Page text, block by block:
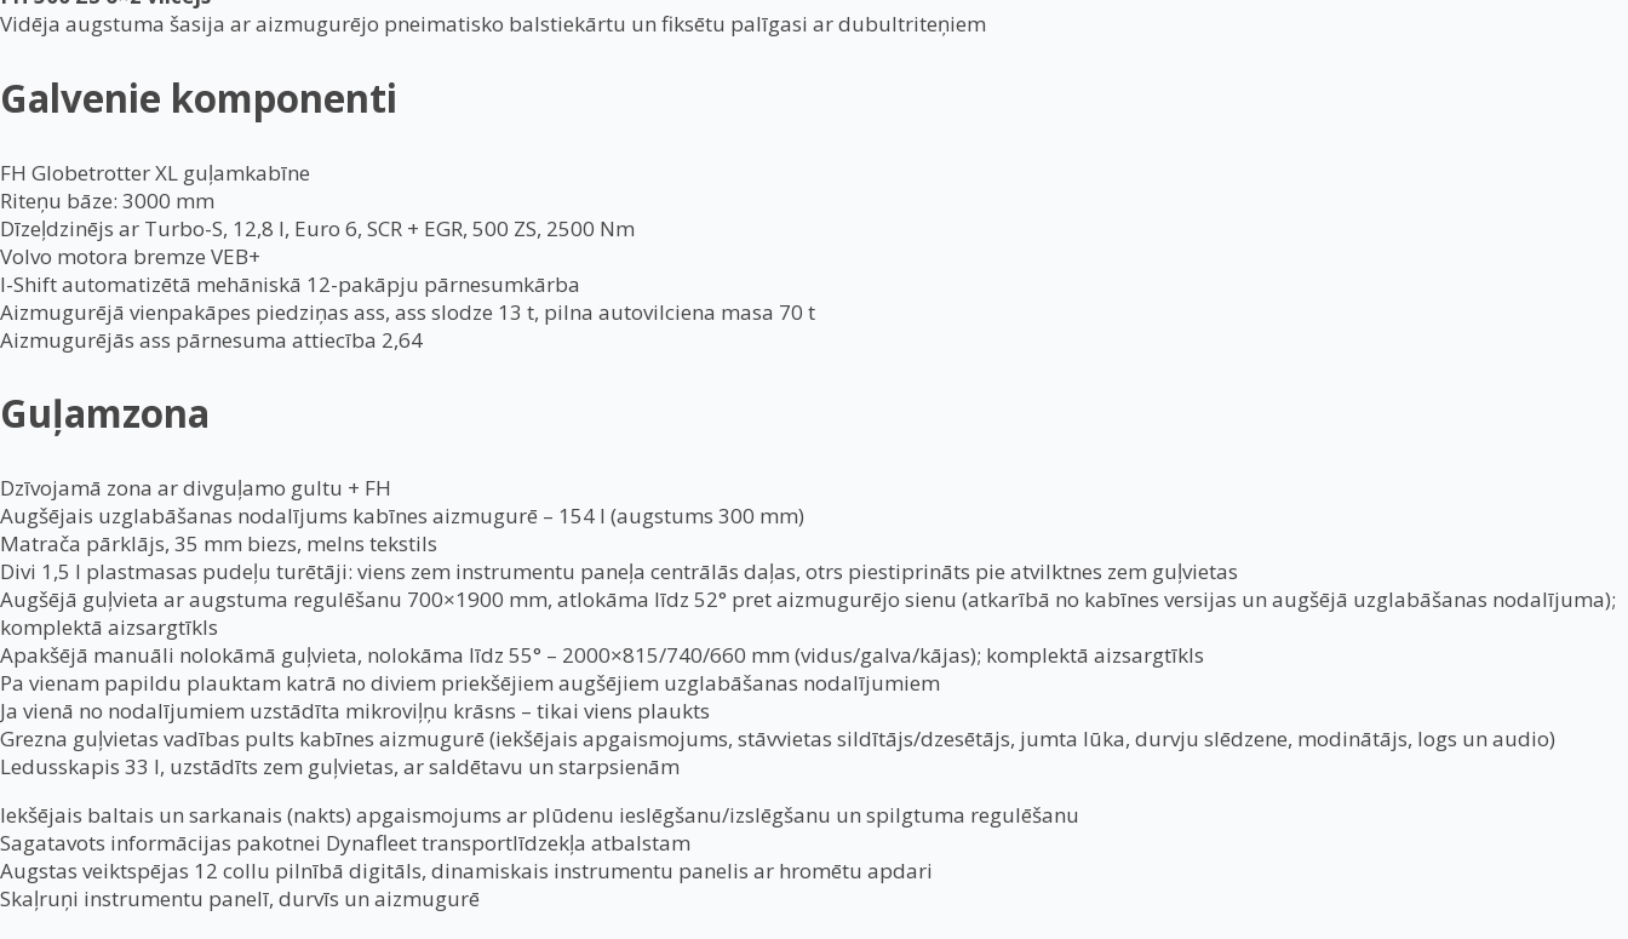
Vidēja augstuma šasija ar aizmugurējo pneimatisko balstiekārtu un fiksētu palīgasi ar dubultriteņiem
Galvenie komponenti
FH Globetrotter XL guļamkabīne
Riteņu bāze: 3000 mm
Dīzeļdzinējs ar Turbo-S, 12,8 l, Euro 6, SCR + EGR, 500 ZS, 2500 Nm
Volvo motora bremze VEB+
I-Shift automatizētā mehāniskā 12-pakāpju pārnesumkārba
Aizmugurējā vienpakāpes piedziņas ass, ass slodze 13 t, pilna autovilciena masa 70 t
Aizmugurējās ass pārnesuma attiecība 2,64
Guļamzona
Dzīvojamā zona ar divguļamo gultu + FH
Augšējais uzglabāšanas nodalījums kabīnes aizmugurē – 154 l (augstums 300 mm)
Matrača pārklājs, 35 mm biezs, melns tekstils
Divi 1,5 l plastmasas pudeļu turētāji: viens zem instrumentu paneļa centrālās daļas, otrs piestiprināts pie atvilktnes zem guļvietas
Augšējā guļvieta ar augstuma regulēšanu 700×1900 mm, atlokāma līdz 52° pret aizmugurējo sienu (atkarībā no kabīnes versijas un augšējā uzglabāšanas nodalījuma);
komplektā aizsargtīkls
Apakšējā manuāli nolokāmā guļvieta, nolokāma līdz 55° – 2000×815/740/660 mm (vidus/galva/kājas); komplektā aizsargtīkls
Pa vienam papildu plauktam katrā no diviem priekšējiem augšējiem uzglabāšanas nodalījumiem
Ja vienā no nodalījumiem uzstādīta mikroviļņu krāsns – tikai viens plaukts
Grezna guļvietas vadības pults kabīnes aizmugurē (iekšējais apgaismojums, stāvvietas sildītājs/dzesētājs, jumta lūka, durvju slēdzene, modinātājs, logs un audio)
Ledusskapis 33 l, uzstādīts zem guļvietas, ar saldētavu un starpsienām
Iekšējais baltais un sarkanais (nakts) apgaismojums ar plūdenu ieslēgšanu/izslēgšanu un spilgtuma regulēšanu
Sagatavots informācijas pakotnei Dynafleet transportlīdzekļa atbalstam
Augstas veiktspējas 12 collu pilnībā digitāls, dinamiskais instrumentu panelis ar hromētu apdari
Skaļruņi instrumentu panelī, durvīs un aizmugurē